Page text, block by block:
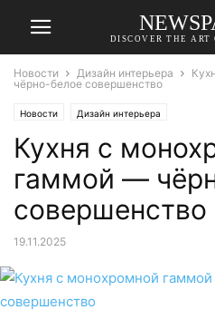
DISCOVER THE ART
Новости Дизайн интерьера
чёрно-белое совершенство
Новости Дизайн интерьера
Кухня с
гаммой —
совершенство
19.11.2025